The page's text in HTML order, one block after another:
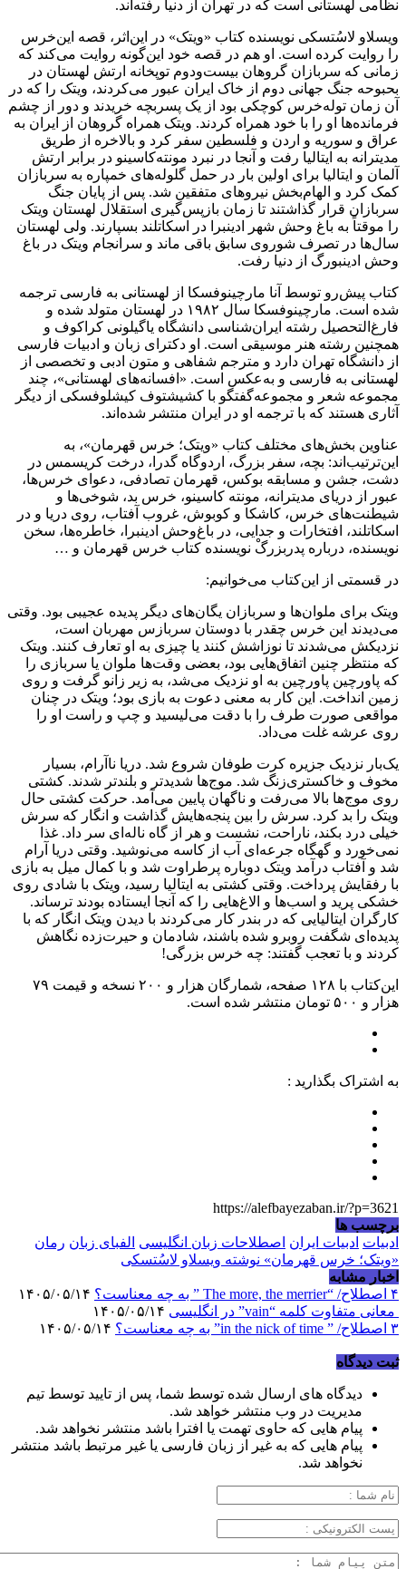
نظامی لهستانی است که در تهران از دنیا رفته‌اند.
ویسلاو لاسُتسکی نویسنده کتاب «ویتک» در این‌اثر، قصه این‌خرس
را روایت کرده است. او هم در قصه خود این‌گونه روایت می‌کند که
زمانی که سربازان گروهان بیست‌ودوم توپخانه‌ ارتش لهستان در
بحبوحه‌ جنگ جهانی دوم از خاک ایران عبور می‌کردند، ویتک را که در
آن زمان توله‌خرس کوچکی بود از یک پسربچه‌ خریدند و دور از چشم
فرمانده‌ها او را با خود همراه کردند. ویتک همراه گروهان از ایران به
عراق و سوریه و اردن و فلسطین سفر کرد و بالاخره از طریق
مدیترانه به ایتالیا رفت و آنجا در نبرد مونته‌کاسینو در برابر ارتش
آلمان و ایتالیا برای اولین بار در حمل گلوله‌های خمپاره به سربازان
کمک کرد و الهام‌بخش نیروهای متفقین شد. پس از پایان جنگ
سربازان قرار گذاشتند تا زمان بازپس‌گیری استقلال لهستان ویتک
را موقتاً به باغ وحش شهر ادینبرا در اسکاتلند بسپارند. ولی لهستان
سال‌ها در تصرف شوروی سابق باقی ماند و سرانجام ویتک در باغ
وحش ادینبورگ از دنیا رفت.
کتاب پیش‌رو توسط آنا مارچینوفسکا از لهستانی به فارسی ترجمه
شده است. مارچینوفسکا سال ۱۹۸۲ در لهستان متولد شده و
فارغ‌التحصیل رشته ایران‌شناسی دانشگاه یاگیلونی کراکوف و
همچنین رشته هنر موسیقی است. او دکترای زبان و ادبیات فارسی
از دانشگاه تهران دارد و مترجم شفاهی و متون ادبی و تخصصی از
لهستانی به فارسی و به‌عکس است. «افسانه‌های لهستانی»، چند
مجموعه شعر و مجموعه‌گفتگو با کشیشتوف کیشلوفسکی از دیگر
آثاری هستند که با ترجمه او در ایران منتشر شده‌اند.
عناوین بخش‌های مختلف کتاب «ویتک؛ خرس قهرمان»، به
این‌ترتیب‌اند: بچه، سفر بزرگ، اردوگاه گدرا، درخت کریسمس در
دشت، جشن و مسابقه بوکس، قهرمان تصادفی، دعوای خرس‌ها،
عبور از دریای مدیترانه، مونته کاسینو، خرس بد، شوخی‌ها و
شیطنت‌های خرس، کاشکا و کوبوش، غروب آفتاب، روی دریا و در
اسکاتلند، افتخارات و جدایی، در باغ‌وحش ادینبرا، خاطره‌ها، سخن
نویسنده، درباره پدربزرگْ نویسنده کتاب خرس قهرمان و …
در قسمتی از این‌کتاب می‌خوانیم:
ویتک برای ملوان‌ها و سربازان یگان‌های دیگر پدیده عجیبی بود. وقتی
می‌دیدند این خرس چقدر با دوستان سربازس مهربان است،
نزدیکش می‌شدند تا نوزاشش کنند یا چیزی به او تعارف کنند. ویتک
که منتظر چنین اتفاق‌هایی بود، بعضی وقت‌ها ملوان یا سربازی را
که پاورچین پاورچین به او نزدیک می‌شد، به زیر زانو گرفت و روی
زمین انداخت. این کار به معنی دعوت به بازی بود؛ ویتک در چنان
مواقعی صورت طرف را با دقت می‌لیسید و چپ و راست او را
روی عرشه غلت می‌داد.
یک‌بار نزدیک جزیره کرت طوفان شروع شد. دریا ناآرام،‌ بسیار
مخوف و خاکستری‌زنگ شد. موج‌ها شدیدتر و بلندتر شدند. کشتی
روی موج‌ها بالا می‌رفت و ناگهان پایین می‌آمد. حرکت کشتی حال
ویتک را بد کرد. سرش را بین پنجه‌هایش گذاشت و انگار که سرش
خیلی درد بکند، ناراحت، نشست و هر از گاه ناله‌ای سر داد. غذا
نمی‌خورد و گهگاه جرعه‌ای آب از کاسه می‌نوشید. وقتی دریا آرام
شد و آفتاب درآمد ویتک دوباره پرطراوت شد و با کمال میل به بازی
با رفقایش پرداخت. وقتی کشتی به ایتالیا رسید، ویتک با شادی روی
خشکی پرید و اسب‌ها و الاغ‌هایی را که آنجا ایستاده بودند ترساند.
کارگران ایتالیایی که در بندر کار می‌کردند با دیدن ویتک انگار که با
پدیده‌ای شگفت روبرو شده باشند، شادمان و حیرت‌زده نگاهش
کردند و با تعجب گفتند: چه خرس بزرگی!
این‌کتاب با ۱۲۸ صفحه، شمارگان هزار و ۲۰۰ نسخه و قیمت ۷۹
هزار و ۵۰۰ تومان منتشر شده است.
به اشتراک بگذارید :
https://alefbayezaban.ir/?p=3621
برچسب ها
ادبیات ادبیات ایران اصطلاحات زبان انگلیسی الفبای زبان رمان
«ویتک؛ خرس قهرمان» نوشته ویسلاو لاسُتسکی
اخبار مشابه
۴ اصطلاح/ “The more, the merrier ” به چه معناست؟
معانی متفاوت کلمه “vain” در انگلیسی
۳ اصطلاح/ ” in the nick of time” به چه معناست؟
ثبت دیدگاه
دیدگاه های ارسال شده توسط شما، پس از تایید توسط تیم
مدیریت در وب منتشر خواهد شد.
پیام هایی که حاوی تهمت یا افترا باشد منتشر نخواهد شد.
پیام هایی که به غیر از زبان فارسی یا غیر مرتبط باشد منتشر
نخواهد شد.